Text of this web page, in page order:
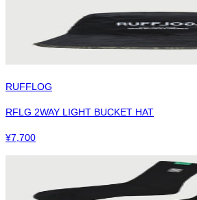
RUFFLOG
RFLG 2WAY LIGHT BUCKET HAT
¥7,700